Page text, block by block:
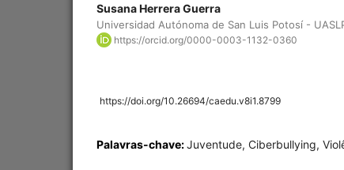
Susana Herrera Guerra
Universidad Autónoma de San Luis Potosí -
https://orcid.org/0000-0003-1132-0360
https://doi.org/10.26694/caedu.v8i1.8799
Palavras-chave:Juventude, Ciberbullying,